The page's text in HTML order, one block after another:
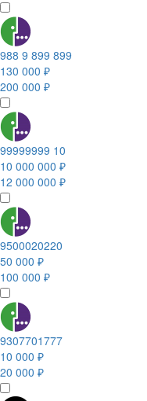
988 9 899 899
130 000 ₽
200 000 ₽
99999999 10
10 000 000 ₽
12 000 000 ₽
9500020220
50 000 ₽
100 000 ₽
9307701777
10 000 ₽
20 000 ₽